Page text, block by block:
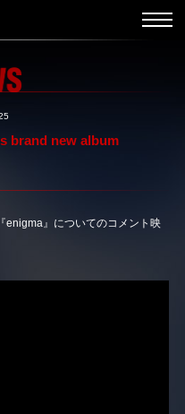
brand new album
enigma』についてのコメント映